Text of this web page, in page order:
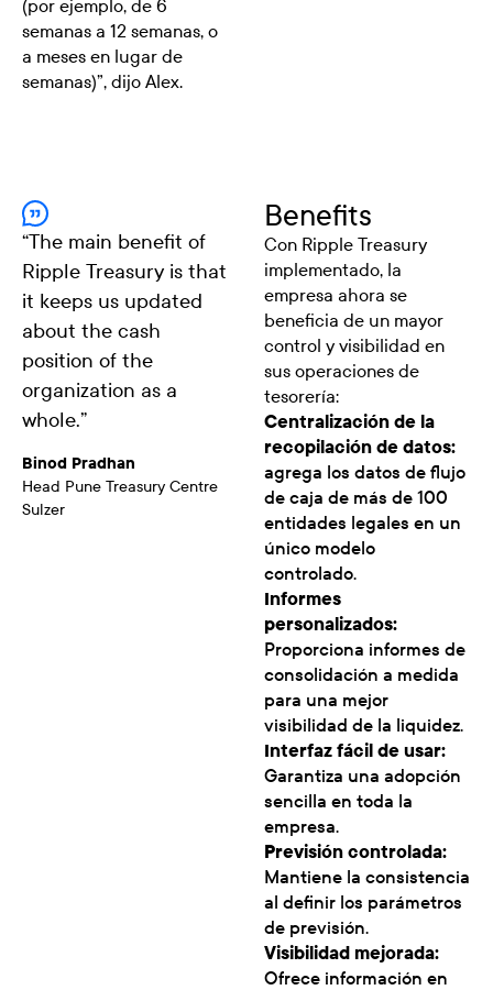
(por ejemplo, de 6
semanas a 12 semanas, o
a meses en lugar de
semanas)”, dijo Alex.
“The main benefit of
Ripple Treasury is that
it keeps us updated
about the cash
position of the
organization as a
whole.”
Binod Pradhan
Head Pune Treasury Centre
Sulzer
Benefits
Con Ripple Treasury
implementado, la
empresa ahora se
beneficia de un mayor
control y visibilidad en
sus operaciones de
tesorería:
Centralización de la
recopilación de datos:
agrega los datos de flujo
de caja de más de 100
entidades legales en un
único modelo
controlado.
Informes
personalizados:
Proporciona informes de
consolidación a medida
para una mejor
visibilidad de la liquidez.
Interfaz fácil de usar:
Garantiza una adopción
sencilla en toda la
empresa.
Previsión controlada:
Mantiene la consistencia
al definir los parámetros
de previsión.
Visibilidad mejorada:
Ofrece información en